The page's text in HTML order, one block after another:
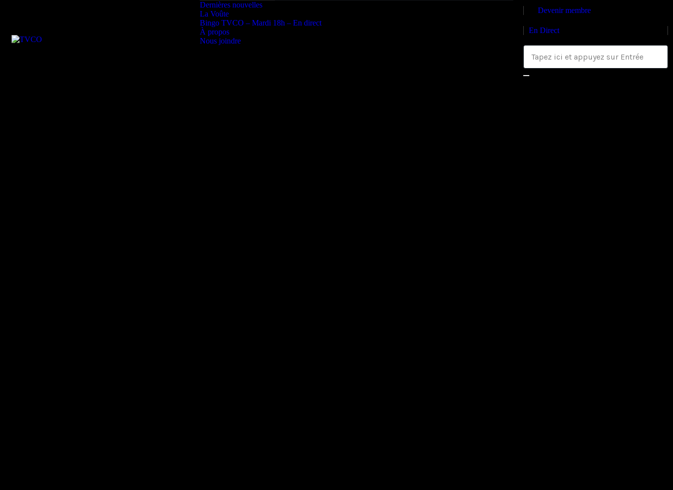
Dernières nouvelles
La Voûte
Bingo TVCO – Mardi 18h – En direct
À propos
Nous joindre
Devenir membre
En Direct